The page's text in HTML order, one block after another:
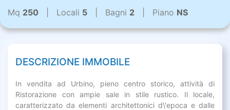
Mq 250 | Locali 5 | Bagni 2 | Piano NS
DESCRIZIONE IMMOBILE
In vendita ad Urbino, pieno centro storico, attività di
Ristorazione con ampie sale in stile rustico. Il locale,
caratterizzato da elementi architettonici d\'epoca e dalle